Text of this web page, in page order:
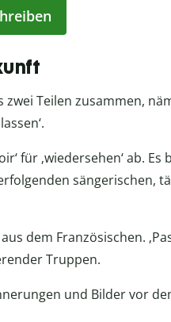
zwei Teilen zusammen,
für ‚wiedersehen‘ ab. Es
sängerischen,
dem Französischen.
Truppen.
und Bilder vor